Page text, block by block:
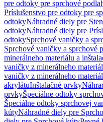
pre odtoky pre sprchové
Príslušenstvo pre odtoky pre
odtokyNáhradné diely pre
odtokyNáhradné diely pre
odtokySprchové vaničky a
Sprchové vaničky a sprchové
minerálneho materiálu a
vaničky z minerálneho
vaničky z minerálneho
akrylátuInštalačné prvky
prvkyŠpeciálne odtoky
Špeciálne odtoky sprchovej
kútyNáhradné diely pre